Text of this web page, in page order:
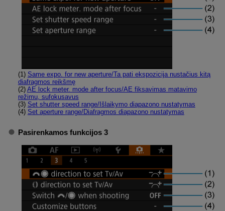
(1) Same expo. for new aperture/Ta pati ekspozicija nustačius kitą
diafragmos reikšmę
(2) AE lock meter. mode after focus/AE fiksavimas matavimo
režimu, sufokusavus
(3) Set shutter speed range/Išlaikymo diapazono nustatymas
(4) Set aperture range/Diafragmos diapazono nustatymas
Pasirenkamos funkcijos 3